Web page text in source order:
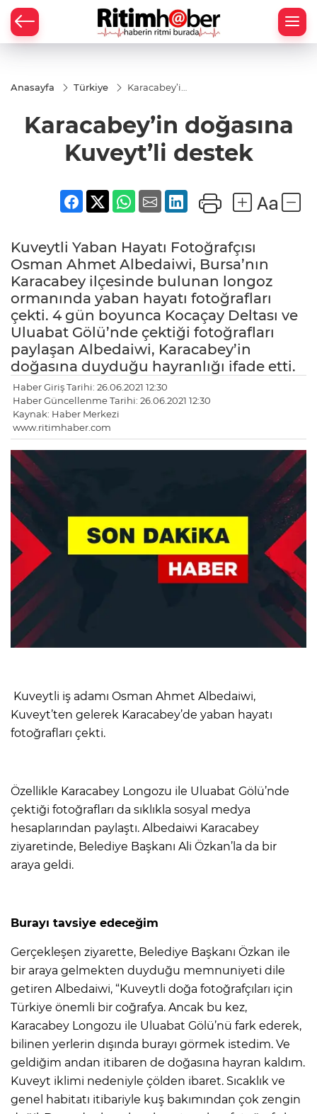
Anasayfa Türkiye
Karacabey’in
destek
Karacabey’in doğasına
Kuveyt’li destek
Kuveytli Yaban Hayatı Fotoğrafçısı
Osman Ahmet Albedaiwi, Bursa’nın
Karacabey ilçesinde bulunan longoz
ormanında yaban hayatı fotoğrafları
çekti. 4 gün boyunca Kocaçay Deltası ve
Uluabat Gölü’nde çektiği fotoğrafları
paylaşan Albedaiwi, Karacabey’in
doğasına duyduğu hayranlığı ifade etti.
Haber Giriş Tarihi: 26.06.2021 12:30
Haber Güncellenme Tarihi: 26.06.2021 12:30
Kaynak: Haber Merkezi
www.ritimhaber.com
Kuveytli iş adamı Osman Ahmet Albedaiwi,
Kuveyt’ten gelerek Karacabey’de yaban hayatı
fotoğrafları çekti.
Özellikle Karacabey Longozu ile Uluabat Gölü’nde
çektiği fotoğrafları da sıklıkla sosyal medya
hesaplarından paylaştı. Albedaiwi Karacabey
ziyaretinde, Belediye Başkanı Ali Özkan’la da bir
araya geldi.
Burayı tavsiye edeceğim
Gerçekleşen ziyarette, Belediye Başkanı Özkan ile
bir araya gelmekten duyduğu memnuniyeti dile
getiren Albedaiwi, “Kuveytli doğa fotoğrafçıları için
Türkiye önemli bir coğrafya. Ancak bu kez,
Karacabey Longozu ile Uluabat Gölü’nü fark ederek,
bilinen yerlerin dışında burayı görmek istedim. Ve
geldiğim andan itibaren de doğasına hayran kaldım.
Kuveyt iklimi nedeniyle çölden ibaret. Sıcaklık ve
genel habitatı itibariyle kuş bakımından çok zengin